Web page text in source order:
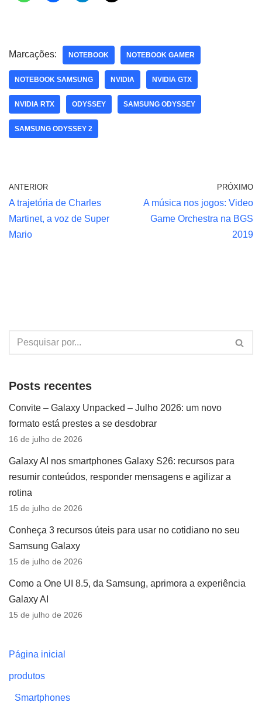
Marcações: NOTEBOOK NOTEBOOK GAMER
NOTEBOOK SAMSUNG NVIDIA NVIDIA GTX
NVIDIA RTX ODYSSEY SAMSUNG ODYSSEY
SAMSUNG ODYSSEY 2
ANTERIOR
A trajetória de Charles
Martinet, a voz de Super
Mario
PRÓXIMO
A música nos jogos: Video
Game Orchestra na BGS
2019
Posts recentes
Convite – Galaxy Unpacked – Julho 2026: um novo
formato está prestes a se desdobrar
16 de julho de 2026
Galaxy AI nos smartphones Galaxy S26: recursos para
resumir conteúdos, responder mensagens e agilizar a
rotina
15 de julho de 2026
Conheça 3 recursos úteis para usar no cotidiano no seu
Samsung Galaxy
15 de julho de 2026
Como a One UI 8.5, da Samsung, aprimora a experiência
Galaxy AI
15 de julho de 2026
Página inicial
produtos
Smartphones